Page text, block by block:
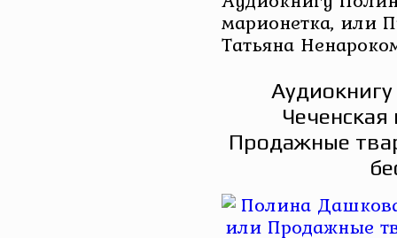
марионетка, или
Татьяна
Продажные